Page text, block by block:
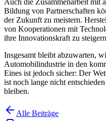
Auch die Zusammenarbeit mit
Bildung von Partnerschaften
der Zukunft zu meistern.
von Kooperationen mit
ihre Innovationskraft zu
Insgesamt bleibt abzuwarten,
Automobilindustrie in den
Eines ist jedoch sicher: Der
ist noch lange nicht
bleiben.
Alle Beiträge